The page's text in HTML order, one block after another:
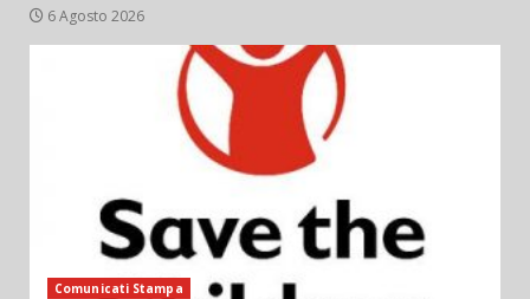
6 Agosto 2026
Comunicati Stampa